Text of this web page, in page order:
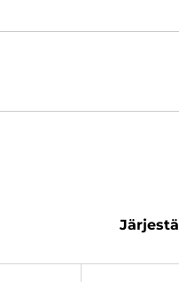
Järjestä